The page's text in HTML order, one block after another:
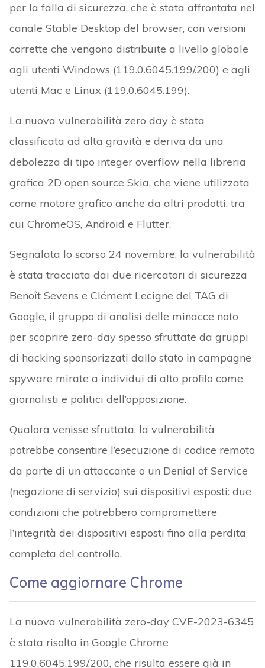
per la falla di sicurezza, che è stata affrontata nel
canale Stable Desktop del browser, con versioni
corrette che vengono distribuite a livello globale
agli utenti Windows (119.0.6045.199/.200) e agli
utenti Mac e Linux (119.0.6045.199).
La nuova vulnerabilità zero day è stata
classificata ad alta gravità e deriva da una
debolezza di tipo integer overflow nella libreria
grafica 2D open source Skia, che viene utilizzata
come motore grafico anche da altri prodotti, tra
cui ChromeOS, Android e Flutter.
Segnalata lo scorso 24 novembre, la vulnerabilità
è stata tracciata dai due ricercatori di sicurezza
Benoît Sevens e Clément Lecigne del TAG di
Google, il gruppo di analisi delle minacce noto
per scoprire zero-day spesso sfruttate da gruppi
di hacking sponsorizzati dallo stato in campagne
spyware mirate a individui di alto profilo come
giornalisti e politici dell’opposizione.
Qualora venisse sfruttata, la vulnerabilità
potrebbe consentire l’esecuzione di codice remoto
da parte di un attaccante o un Denial of Service
(negazione di servizio) sui dispositivi esposti: due
condizioni che potrebbero compromettere
l’integrità dei dispositivi esposti fino alla perdita
completa del controllo.
Come aggiornare Chrome
La nuova vulnerabilità zero-day CVE-2023-6345
è stata risolta in Google Chrome
119.0.6045.199/.200, che risulta essere già in